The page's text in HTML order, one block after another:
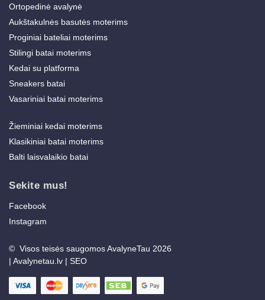
Ortopedinė avalynė
Aukštakulnės basutės moterims
Proginiai bateliai moterims
Stilingi batai moterims
Kedai su platforma
Sneakers batai
Vasariniai batai moterims
Žieminiai kedai moterims
Klasikiniai batai moterims
Balti laisvalaikio batai
Sekite mus!
Facebook
Instagram
© Visos teisės saugomos AvalyneTau 2026
| Avalynetau.lv | SEO